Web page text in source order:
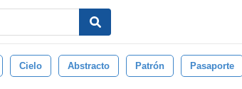
Cielo Abstracto Patrón Pasaporte